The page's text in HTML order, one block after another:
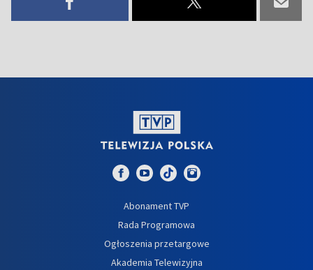
Abonament TVP
Rada Programowa
Ogłoszenia przetargowe
Akademia Telewizyjna